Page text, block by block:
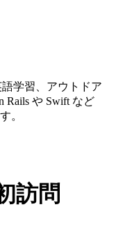
語学習、アウトドア
Rails や Swift など
。
訪問